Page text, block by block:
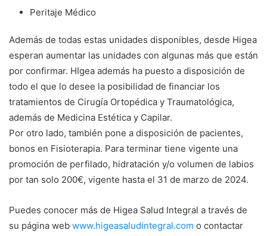
Peritaje Médico
Además de todas estas unidades disponibles, desde Higea
esperan aumentar las unidades con algunas más que están
por confirmar. HIgea además ha puesto a disposición de
todo el que lo desee la posibilidad de financiar los
tratamientos de Cirugía Ortopédica y Traumatológica,
además de Medicina Estética y Capilar.
Por otro lado, también pone a disposición de pacientes,
bonos en Fisioterapia. Para terminar tiene vigente una
promoción de perfilado, hidratación y/o volumen de labios
por tan solo 200€, vigente hasta el 31 de marzo de 2024.
Puedes conocer más de Higea Salud Integral a través de
su página web www.higeasaludintegral.com o contactar